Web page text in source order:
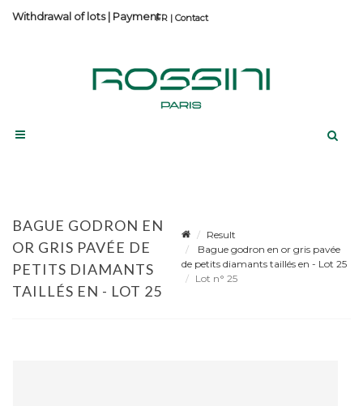
Contact
Withdrawal of lots| Payment
BAGUE GODRON EN
OR GRIS PAVÉE DE
PETITS DIAMANTS
TAILLÉS EN - LOT 25
Result
Bague godron en or gris pavée
de petits diamants taillés en - Lot 25
Lot n° 25